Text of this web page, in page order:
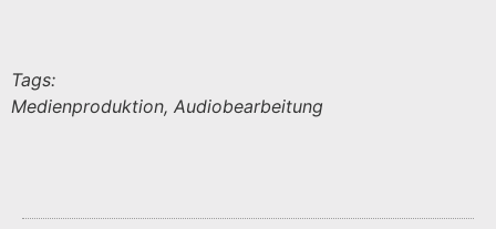
Tags:
Medienproduktion, Audiobearbeitung